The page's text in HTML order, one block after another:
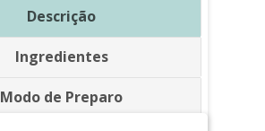
Descrição
Ingredientes
Modo de Preparo